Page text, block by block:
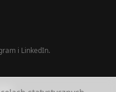
i LinkedIn.